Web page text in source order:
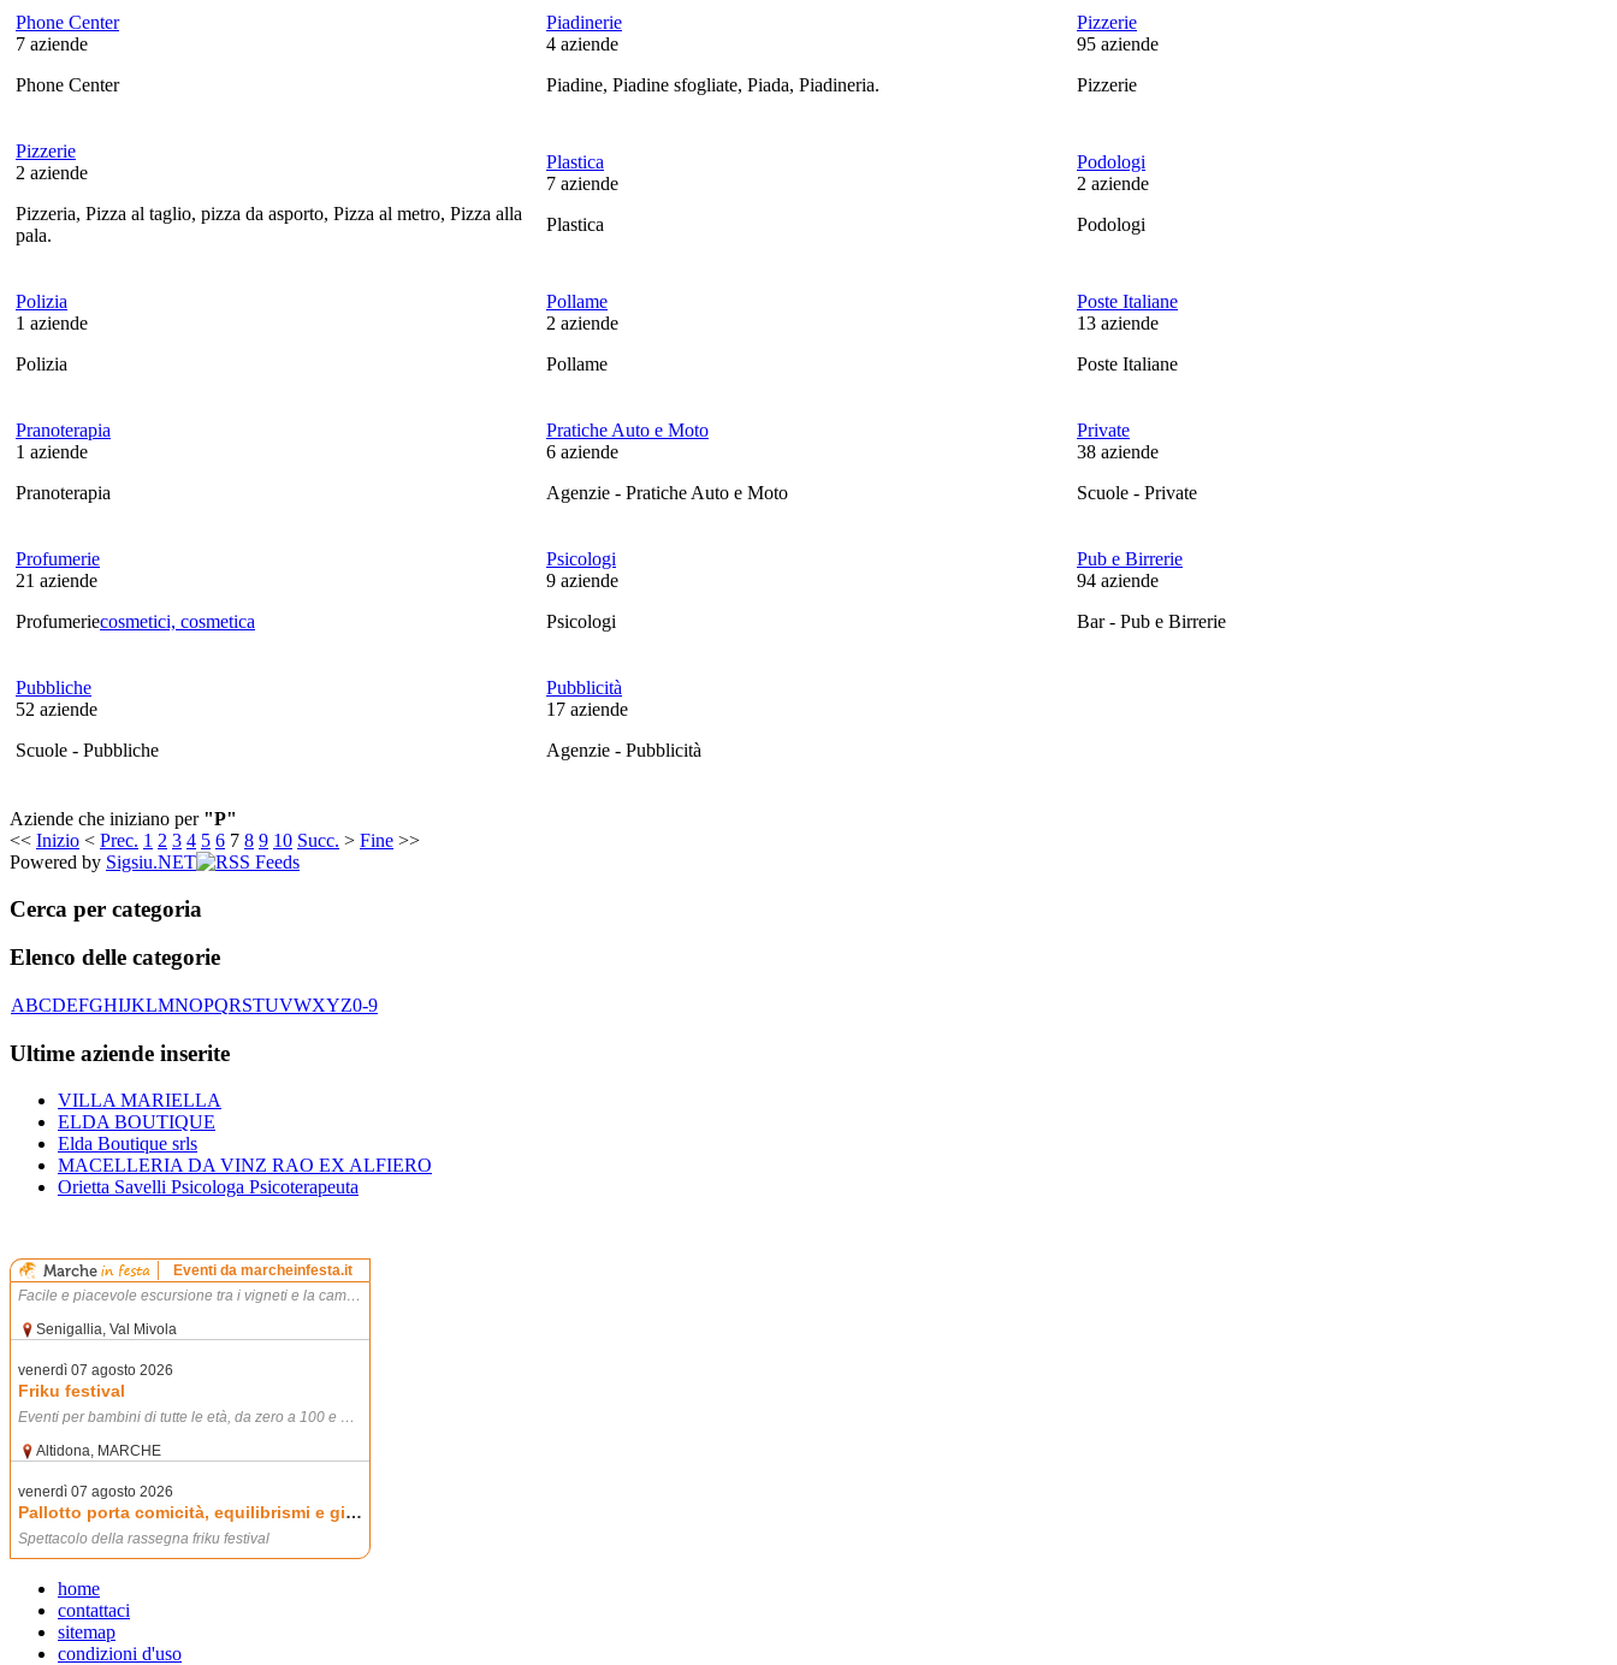
Phone Center
7 aziende
Phone Center
Piadinerie
4 aziende
Piadine, Piadine sfogliate, Piada, Piadineria.
Pizzerie
95 aziende
Pizzerie
Pizzerie
2 aziende
Pizzeria, Pizza al taglio, pizza da asporto, Pizza al metro, Pizza alla
pala.
Plastica
7 aziende
Plastica
Podologi
2 aziende
Podologi
Polizia
1 aziende
Polizia
Pollame
2 aziende
Pollame
Poste Italiane
13 aziende
Poste Italiane
Pranoterapia
1 aziende
Pranoterapia
Pratiche Auto e Moto
6 aziende
Agenzie - Pratiche Auto e Moto
Private
38 aziende
Scuole - Private
Profumerie
21 aziende
Profumeriecosmetici, cosmetica
Psicologi
9 aziende
Psicologi
Pub e Birrerie
94 aziende
Bar - Pub e Birrerie
Pubbliche
52 aziende
Scuole - Pubbliche
Pubblicità
17 aziende
Agenzie - Pubblicità
Aziende che iniziano per "P"
<< Inizio < Prec. 1 2 3 4 5 6 7 8 9 10 Succ. > Fine >>
Powered by Sigsiu.NET
Cerca per categoria
Elenco delle categorie
ABCDEFGHIJKLMNOPQRSTUVWXYZ0-9
Ultime aziende inserite
VILLA MARIELLA
ELDA BOUTIQUE
Elda Boutique srls
MACELLERIA DA VINZ RAO EX ALFIERO
Orietta Savelli Psicologa Psicoterapeuta
home
contattaci
sitemap
condizioni d'uso